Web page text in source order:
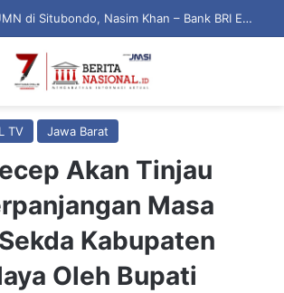
Sosialisasi BUMN di Situbondo, Nasim Khan – Bank BRI Edukasi Warga Cegah Penipuan Digital
TV Jawa Barat
Akan Tinjau
Masa
Kabupaten
Oleh Bupati